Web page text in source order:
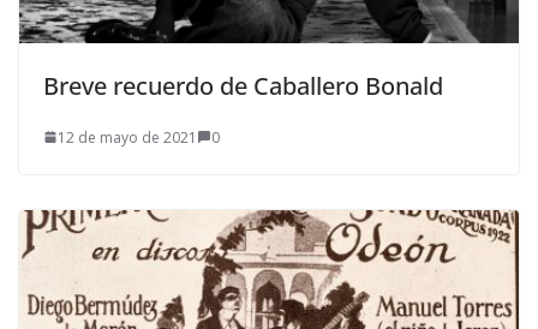
Breve recuerdo de Caballero Bonald
12 de mayo de 2021 0